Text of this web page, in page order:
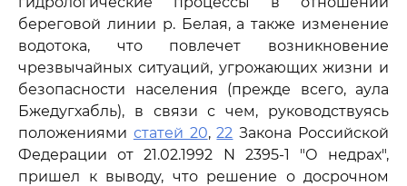
береговой линии р. Белая, а также изменение
водотока, что повлечет возникновение
чрезвычайных ситуаций, угрожающих жизни и
безопасности населения (прежде всего, аула
Бжедугхабль), в связи с чем, руководствуясь
положениями статей 20,22 Закона Российской
Федерации от 21.02.1992 N 2395-1 "О недрах",
пришел к выводу, что решение о досрочном